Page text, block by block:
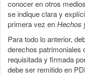
conocer en otros
se indique clara y
primera vez enHechos
Para todo lo anterior,
derechos patrimoniales
requisitada y firmada
debe ser remitido en